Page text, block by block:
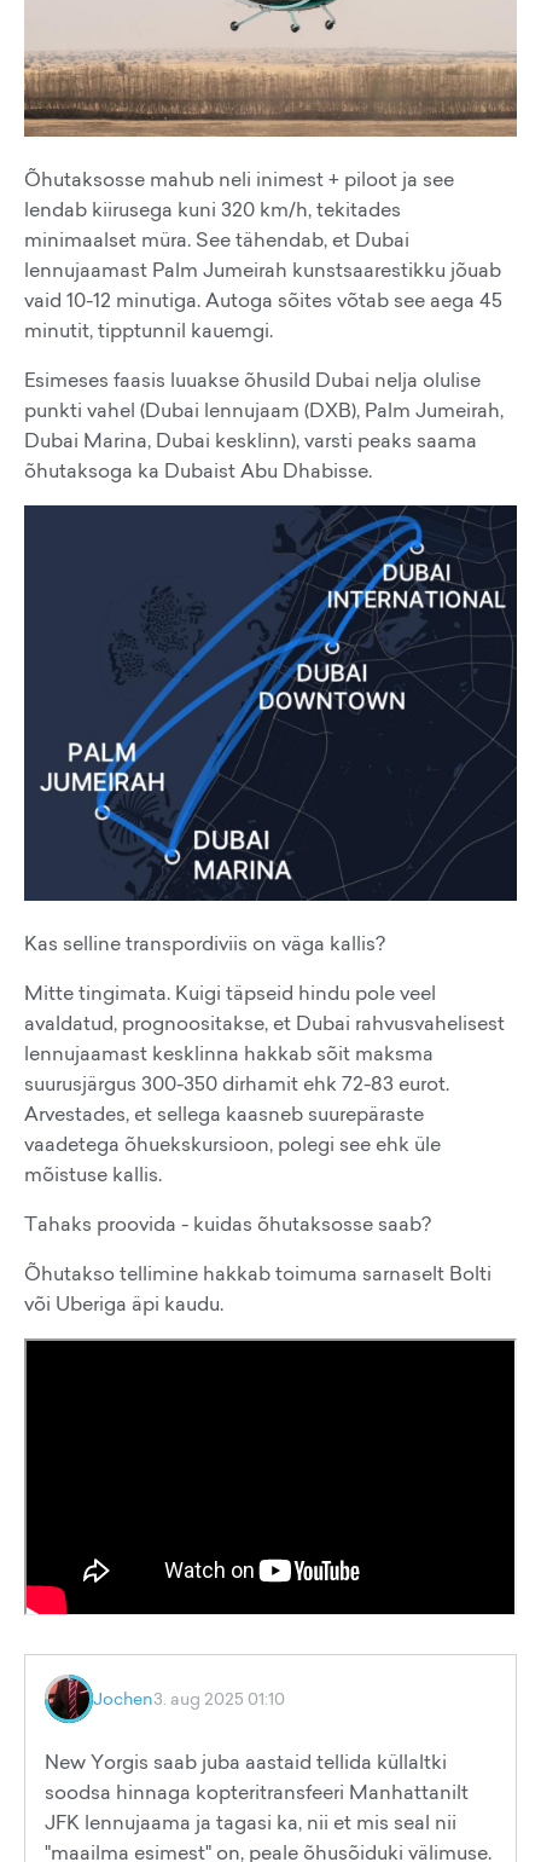
Õhutaksosse mahub neli inimest + piloot ja see
lendab kiirusega kuni 320 km/h, tekitades
minimaalset müra. See tähendab, et Dubai
lennujaamast Palm Jumeirah kunstsaarestikku jõuab
vaid 10-12 minutiga. Autoga sõites võtab see aega 45
minutit, tipptunnil kauemgi.
Esimeses faasis luuakse õhusild Dubai nelja olulise
punkti vahel (Dubai lennujaam (DXB), Palm Jumeirah,
Dubai Marina, Dubai kesklinn), varsti peaks saama
õhutaksoga ka Dubaist Abu Dhabisse.
Kas selline transpordiviis on väga kallis?
Mitte tingimata. Kuigi täpseid hindu pole veel
avaldatud, prognoositakse, et Dubai rahvusvahelisest
lennujaamast kesklinna hakkab sõit maksma
suurusjärgus 300-350 dirhamit ehk 72-83 eurot.
Arvestades, et sellega kaasneb suurepäraste
vaadetega õhuekskursioon, polegi see ehk üle
mõistuse kallis.
Tahaks proovida - kuidas õhutaksosse saab?
Õhutakso tellimine hakkab toimuma sarnaselt Bolti
või Uberiga äpi kaudu.
Jochen3. aug 2025 01:10
New Yorgis saab juba aastaid tellida küllaltki
soodsa hinnaga kopteritransfeeri Manhattanilt
JFK lennujaama ja tagasi ka, nii et mis seal nii
"maailma esimest" on, peale õhusõiduki välimuse.